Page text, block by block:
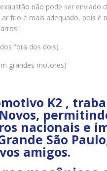
não pode ser
frio é mais adequado, pois é
fora dos dois)
grandes motores)
K2 ,
nacionais e
São
amigos.